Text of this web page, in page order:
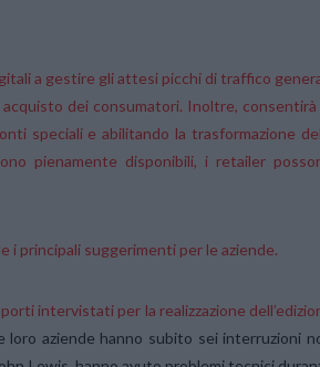
a gestire gli attesi picchi di traffico
dei consumatori. Inoltre, consentirà
speciali e abilitando la trasformazione
pienamente disponibili, i retailer
i principali suggerimenti per le aziende.
intervistati per la realizzazione dell’
loro aziende hanno subito sei interruzioni